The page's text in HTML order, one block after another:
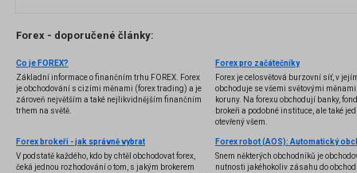
Forex - doporučené články:
Co je FOREX?
Základní informace o finančním trhu FOREX. Forex
je obchodování s cizími měnami (forex trading) a je
zároveň největším a také nejlikvidnějším finančním
trhem na světě.
Forex pro začátečníky
Forex je celosvětová burzovní síť, v
obchoduje se všemi světovými
koruny. Na forexu obchodují banky,
brokeři a podobné instituce, ale také
otevřený všem.
Forex brokeři - jak správně vybrat
V podstatě každého, kdo by chtěl obchodovat forex,
čeká jednou rozhodování o tom, s jakým brokerem
Snem některých obchodníků je
nutnosti jakéhokoliv zásahu do